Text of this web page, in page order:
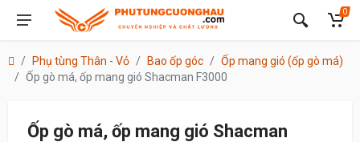
0
Phụ tùng Thân - Vỏ Bao ốp góc
Ốp mang gió (ốp gò má)
Ốp gò má, ốp mang gió Shacman F3000
Ốp gò má, ốp mang gió Shacman